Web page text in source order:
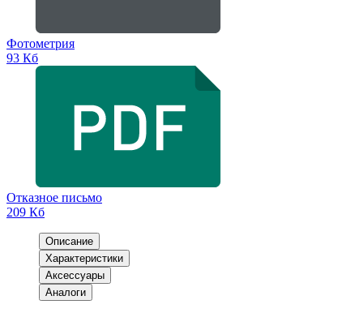
Фотометрия
93 Кб
Отказное письмо
209 Кб
Описание
Характеристики
Аксессуары
Аналоги